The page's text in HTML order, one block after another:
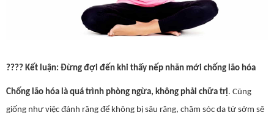
???? Kết luận: Đừng đợi đến khi thấy nếp nhăn mới chống lão hóa
Chống lão hóa là quá trình phòng ngừa, không phải chữa trị. Cũng
giống như việc đánh răng để không bị sâu răng, chăm sóc da từ sớm sẽ